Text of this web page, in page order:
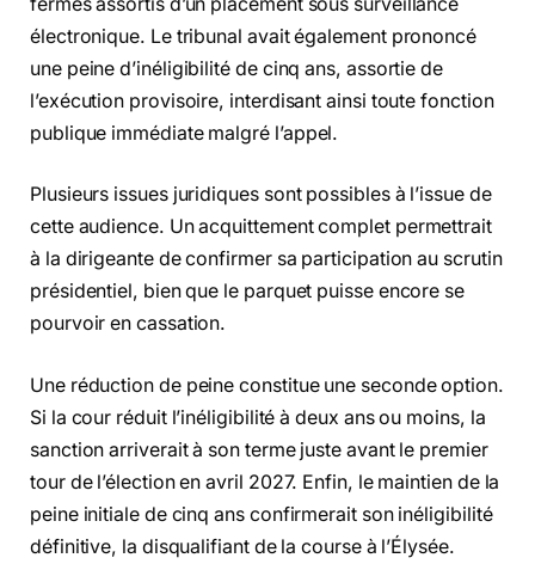
électronique. Le tribunal avait également prononcé
une peine d’inéligibilité de cinq ans, assortie de
l’exécution provisoire, interdisant ainsi toute fonction
publique immédiate malgré l’appel.
Plusieurs issues juridiques sont possibles à l’issue de
cette audience. Un acquittement complet permettrait
à la dirigeante de confirmer sa participation au scrutin
présidentiel, bien que le parquet puisse encore se
pourvoir en cassation.
Une réduction de peine constitue une seconde option.
Si la cour réduit l’inéligibilité à deux ans ou moins, la
sanction arriverait à son terme juste avant le premier
tour de l’élection en avril 2027. Enfin, le maintien de la
peine initiale de cinq ans confirmerait son inéligibilité
définitive, la disqualifiant de la course à l’Élysée.